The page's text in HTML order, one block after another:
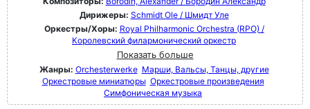
Дирижеры: Schmidt Ole / Шмидт Уле
Оркестры/Хоры: Royal Philharmonic Orchestra (RPO) /
Королевский филармонический оркестр
Показать больше
Жанры: Orchesterwerke Марши, Вальсы, Танцы, другие
Оркестровые миниатюры Оркестровые произведения
Симфоническая музыка